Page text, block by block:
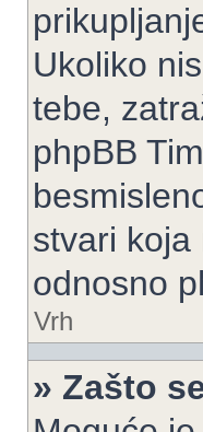
Ukoliko
tebe,
phpBB
stvari koja
odnosno
Vrh
» Zašto